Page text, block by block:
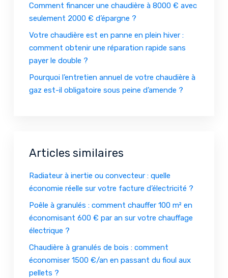
Comment financer une chaudière à 8000 € avec
seulement 2000 € d’épargne ?
Votre chaudière est en panne en plein hiver :
comment obtenir une réparation rapide sans
payer le double ?
Pourquoi l’entretien annuel de votre chaudière à
gaz est-il obligatoire sous peine d’amende ?
Articles similaires
Radiateur à inertie ou convecteur : quelle
économie réelle sur votre facture d’électricité ?
Poêle à granulés : comment chauffer 100 m² en
économisant 600 € par an sur votre chauffage
électrique ?
Chaudière à granulés de bois : comment
économiser 1500 €/an en passant du fioul aux
pellets ?